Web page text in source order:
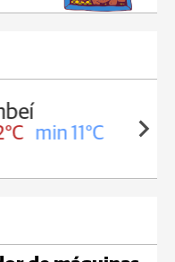
min 11°C